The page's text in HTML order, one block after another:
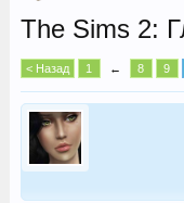
The Sims 2:
< Назад 1 ← 8 9